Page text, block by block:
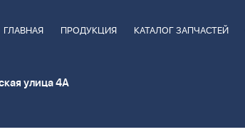
ГЛАВНАЯ ПРОДУКЦИЯ КАТАЛОГ ЗАПЧАСТЕЙ
улица 4А